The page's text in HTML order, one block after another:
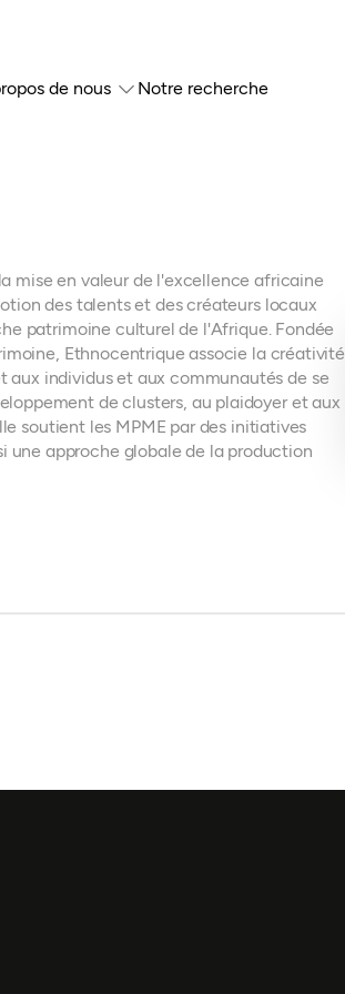
de nous Notre recherche
mise en valeur de l'excellence africaine
des talents et des créateurs locaux
patrimoine culturel de l'Afrique. Fondée
Ethnocentrique associe la créativité
aux individus et aux communautés de se
de clusters, au plaidoyer et aux
soutient les MPME par des initiatives
une approche globale de la production